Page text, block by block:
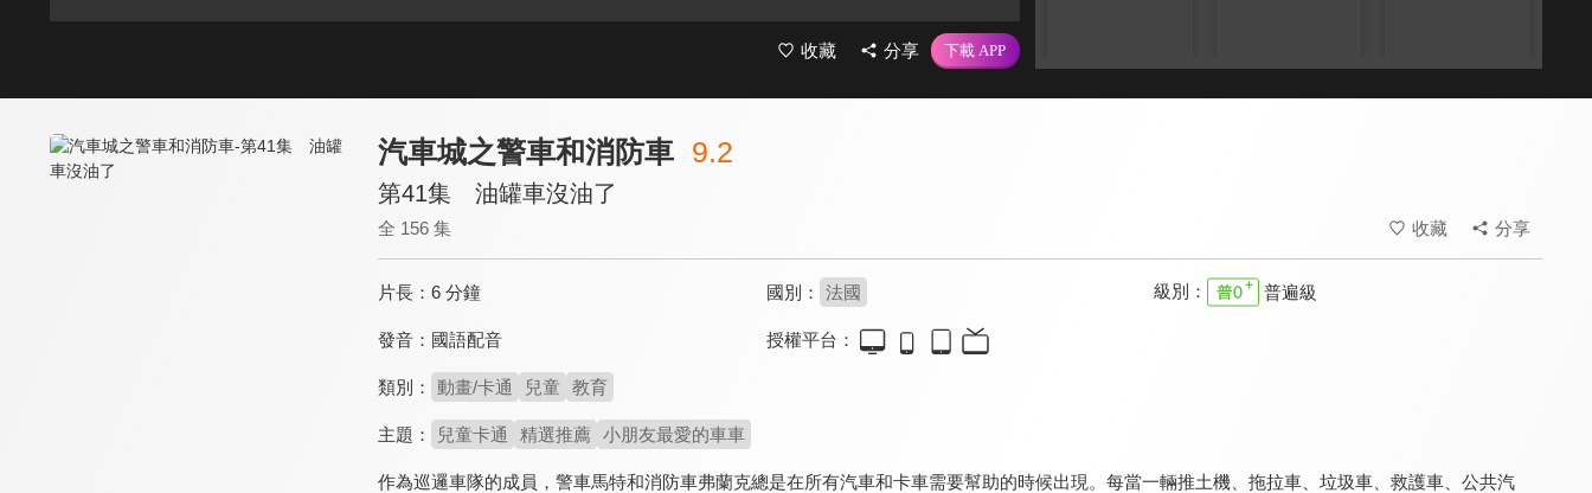
收藏 分享
汽車城之警車和消防車 9.2
第41集 油罐車沒油了
全 156 集 收藏 分享
片長： 6 分鐘 國別： 法國 級別： 普遍級
發音： 國語配音 授權平台：
類別： 動畫/卡通 兒童 教育
主題： 兒童卡通 精選推薦 小朋友最愛的車車
作為巡邏車隊的成員，警車馬特和消防車弗蘭克總是在所有汽車和卡車需要幫助的時候出現。每當一輛推土機、拖拉車、垃圾車、救護車、公共汽